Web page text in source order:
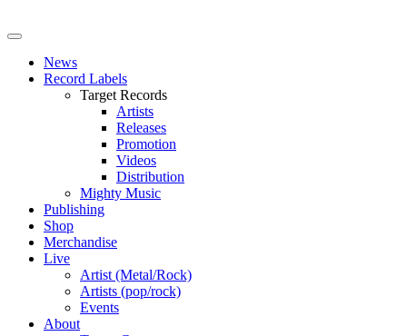
News
Record Labels
Target Records
Artists
Releases
Promotion
Videos
Distribution
Mighty Music
Publishing
Shop
Merchandise
Live
Artist (Metal/Rock)
Artists (pop/rock)
Events
About